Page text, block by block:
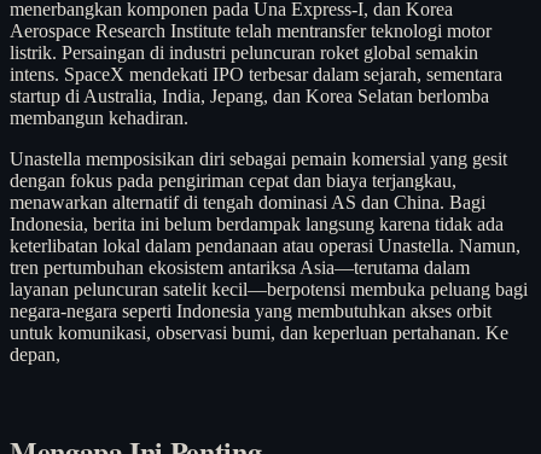
menerbangkan komponen pada Una Express-I, dan Korea
Aerospace Research Institute telah mentransfer teknologi motor
listrik. Persaingan di industri peluncuran roket global semakin
intens. SpaceX mendekati IPO terbesar dalam sejarah, sementara
startup di Australia, India, Jepang, dan Korea Selatan berlomba
membangun kehadiran.
Unastella memposisikan diri sebagai pemain komersial yang gesit
dengan fokus pada pengiriman cepat dan biaya terjangkau,
menawarkan alternatif di tengah dominasi AS dan China. Bagi
Indonesia, berita ini belum berdampak langsung karena tidak ada
keterlibatan lokal dalam pendanaan atau operasi Unastella. Namun,
tren pertumbuhan ekosistem antariksa Asia—terutama dalam
layanan peluncuran satelit kecil—berpotensi membuka peluang bagi
negara-negara seperti Indonesia yang membutuhkan akses orbit
untuk komunikasi, observasi bumi, dan keperluan pertahanan. Ke
depan,